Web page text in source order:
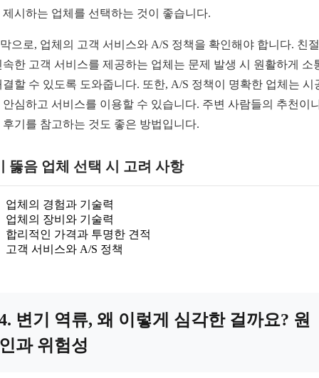
제시하는 업체를 선택하는 것이 좋습니다.
으로, 업체의 고객 서비스와 A/S 정책을 확인해야 합니다. 친
속한 고객 서비스를 제공하는 업체는 문제 발생 시 원활하게 소
결할 수 있도록 도와줍니다. 또한, A/S 정책이 명확한 업체는 시
안심하고 서비스를 이용할 수 있습니다. 주변 사람들의 추천이
후기를 참고하는 것도 좋은 방법입니다.
뚫음 업체 선택 시 고려 사항
업체의 경험과 기술력
업체의 장비와 기술력
합리적인 가격과 투명한 견적
고객 서비스와 A/S 정책
변기 역류, 왜 이렇게 심각한 걸까요? 원
과 위험성